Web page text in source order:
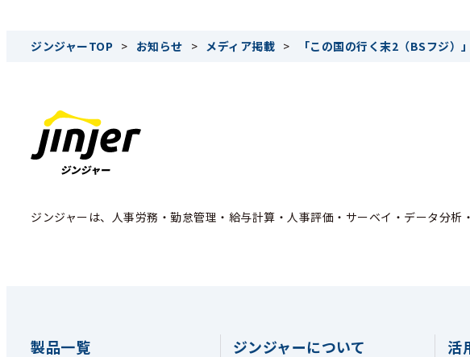
ジンジャーTOP > お知らせ > メディア掲載 > 「この国の行く末2（BSフジ）
ジンジャーは、人事労務・勤怠管理・給与計算・人事評価・サーベイ・データ分
製品一覧 ジンジャーについて
活